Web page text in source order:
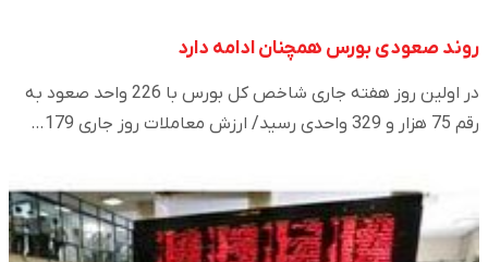
روند صعودی بورس همچنان ادامه دارد
در اولین روز هفته جاری شاخص کل بورس با 226 واحد صعود به
رقم 75 هزار و 329 واحدی رسید/ ارزش معاملات روز جاری 179…